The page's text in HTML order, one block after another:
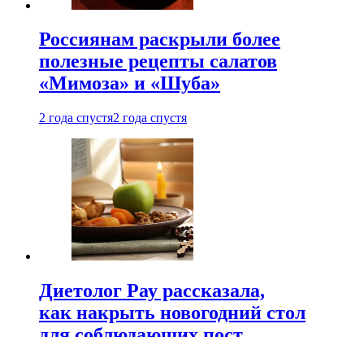
Россиянам раскрыли более
полезные рецепты салатов
«Мимоза» и «Шуба»
2 года спустя2 года спустя
Диетолог Рау рассказала,
как накрыть новогодний стол